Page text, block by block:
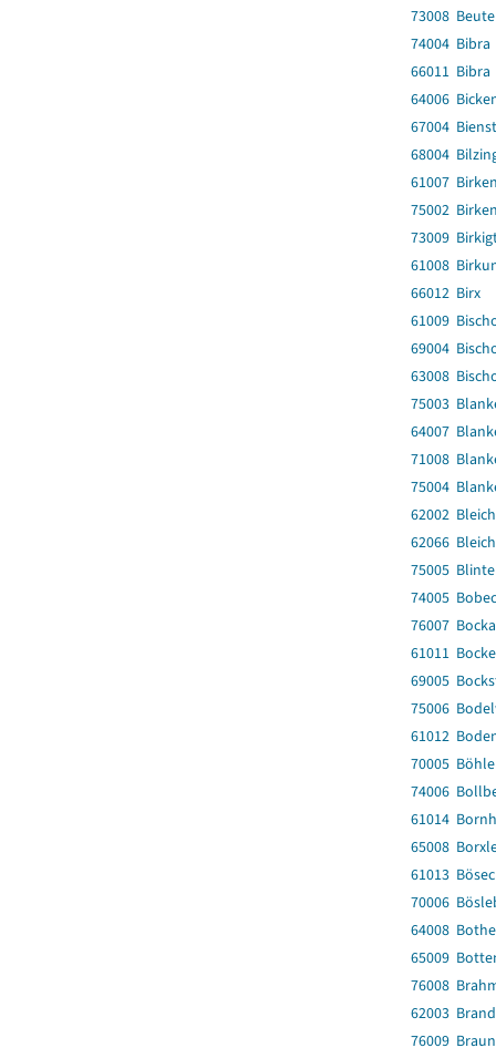
73008
74004 Bibra
66011 Bibra
64006
67004
68004
61007
75002
73009
61008
66012 Birx
61009
69004
63008
75003
64007
71008
75004
62002
62066
75005
74005
76007 Bocka
61011
69005
75006
61012
70005
74006
61014
65008
61013
70006
64008
65009
76008
62003
76009